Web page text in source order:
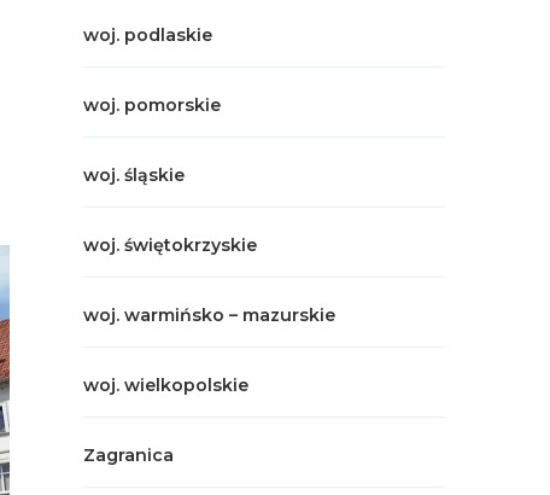
woj. podlaskie
woj. pomorskie
woj. śląskie
woj. świętokrzyskie
woj. warmińsko – mazurskie
woj. wielkopolskie
Zagranica